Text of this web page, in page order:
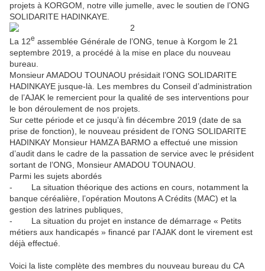
projets à KORGOM, notre ville jumelle, avec le soutien de l’ONG
SOLIDARITE HADINKAYE.
La 12e assemblée Générale de l’ONG, tenue à Korgom le 21
septembre 2019, a procédé à la mise en place du nouveau
bureau.
Monsieur AMADOU TOUNAOU présidait l’ONG SOLIDARITE
HADINKAYE jusque-là. Les membres du Conseil d’administration
de l’AJAK le remercient pour la qualité de ses interventions pour
le bon déroulement de nos projets.
Sur cette période et ce jusqu’à fin décembre 2019 (date de sa
prise de fonction), le nouveau président de l’ONG SOLIDARITE
HADINKAY Monsieur HAMZA BARMO a effectué une mission
d’audit dans le cadre de la passation de service avec le président
sortant de l’ONG, Monsieur AMADOU TOUNAOU.
Parmi les sujets abordés
- La situation théorique des actions en cours, notamment la
banque céréalière, l’opération Moutons A Crédits (MAC) et la
gestion des latrines publiques,
- La situation du projet en instance de démarrage « Petits
métiers aux handicapés » financé par l’AJAK dont le virement est
déjà effectué.
Voici la liste complète des membres du nouveau bureau du CA